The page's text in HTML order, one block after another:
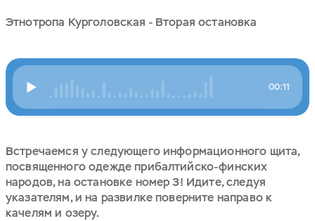
Этнотропа Курголовская - Вторая остановка
00:11
Встречаемся у следующего информационного щита,
посвященного одежде прибалтийско-финских
народов, на остановке номер 3! Идите, следуя
указателям, и на развилке поверните направо к
качелям и озеру.